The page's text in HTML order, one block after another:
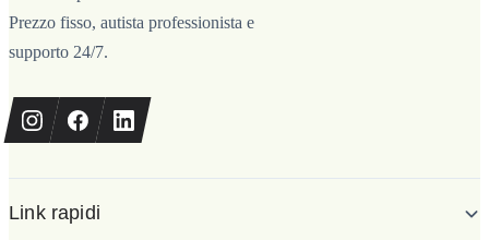
Prezzo fisso, autista professionista e
supporto 24/7.
Link rapidi